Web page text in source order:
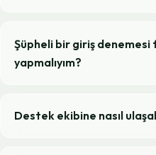
Şüpheli bir giriş
yapmalıyım?
Destek ekibine nasıl